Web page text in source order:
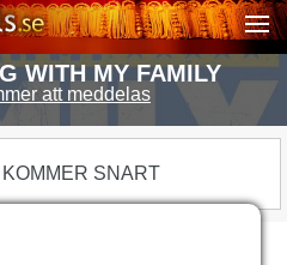
WITH MY FAMILY
att meddelas
KOMMER SNART
BESKRIVNING